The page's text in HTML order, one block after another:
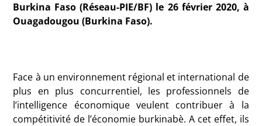
Burkina Faso (Réseau-PIE/BF) le 26 février 2020, à
Ouagadougou (Burkina Faso).
Face à un environnement régional et international de
plus en plus concurrentiel, les professionnels de
l’intelligence économique veulent contribuer à la
compétitivité de l’économie burkinabè. A cet effet, ils